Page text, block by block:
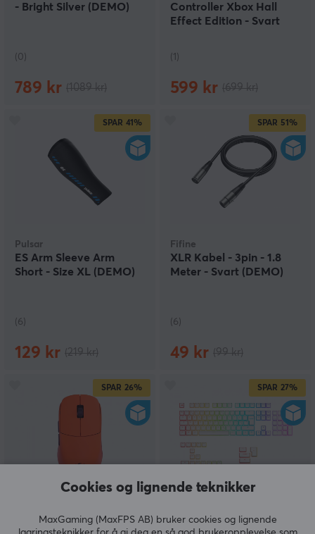
- Bright Silver (DEMO)
(0)
789 kr
Controller Xbox Hall
Effect Edition - Svart
(1)
599 kr
SPAR 41%
Pulsar
ES Arm Sleeve Arm
Short - Size XL (DEMO)
(6)
129 kr
SPAR 51%
Fifine
XLR Kabel - 3pin - 1.8
Meter - Svart (DEMO)
(6)
49 kr
SPAR 26%
x Vaxee Sora Superlight
SPAR 27%
Aura V3 Keycaps Hvit -
Cookies og lignende teknikker
MaxGaming (MaxFPS AB) bruker cookies og lignende